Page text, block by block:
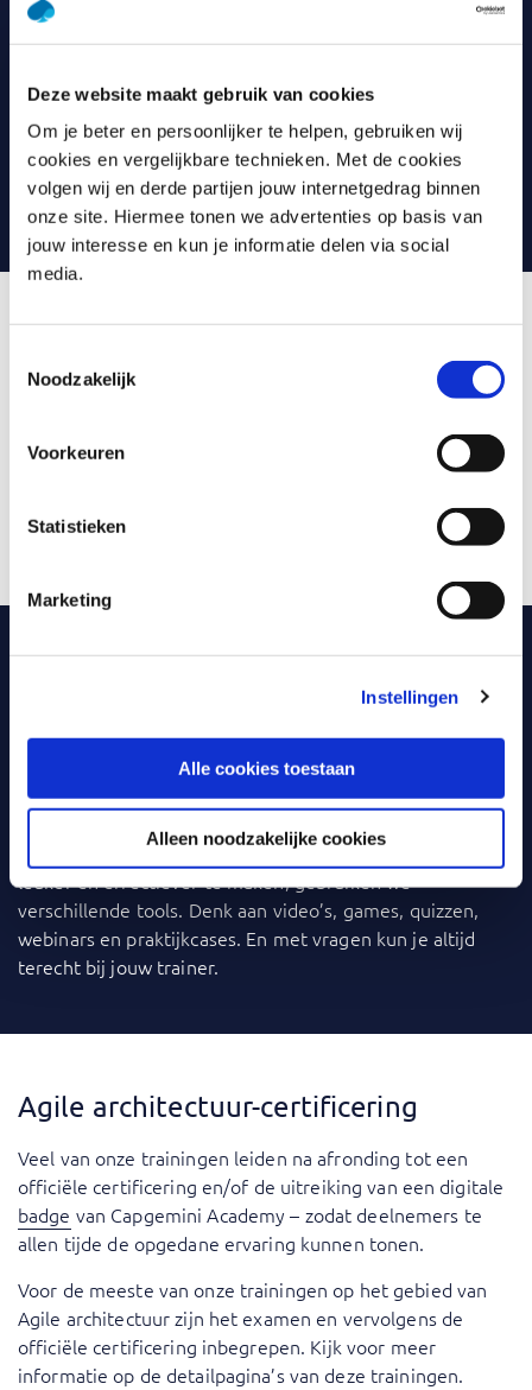
Deze website maakt gebruik van cookies
Om je beter en persoonlijker te helpen, gebruiken wij
cookies en vergelijkbare technieken. Met de cookies
volgen wij en derde partijen jouw internetgedrag binnen
onze site. Hiermee tonen we advertenties op basis van
jouw interesse en kun je informatie delen via social
media.
Noodzakelijk
Voorkeuren
Statistieken
Marketing
Instellingen
Alle cookies toestaan
Alleen noodzakelijke cookies
klassikaal beschikbaar.
flinke dosis praktijkervaring als IT-professional.
Onze cursisten beoordelen onze trainingen gemiddeld
met een 8,8.
Onze trainers zijn specialisten in hun vakgebied. Ze zijn
en hebben praktijkervaring. Ze doen niets liever dan hun
kennis, ervaring en enthousiasme met jou delen en
kunnen als geen ander de theorie koppelen aan de
praktijk. Even voorstellen:
Capgemini Academyleer je op een manier die bij jou
past. Klassikaal, online of liever een combinatie
(blended)? De meeste trainingen kun je ook
volgen: binnen je eigen organisatie. Om het leren nog
leuker en effectiever te maken, gebruiken we
verschillende tools. Denk aan video’s, games, quizzen,
webinars en praktijkcases. En met vragen kun je altijd
terecht bij jouw trainer.
Agile architectuur-certificering
Veel van onze trainingen leiden na afronding tot een
officiële certificering en/of de uitreiking van een digitale
badge van Capgemini Academy – zodat deelnemers te
allen tijde de opgedane ervaring kunnen tonen.
Voor de meeste van onze trainingen op het gebied van
Agile architectuur zijn het examen en vervolgens de
officiële certificering inbegrepen. Kijk voor meer
informatie op de detailpagina’s van deze trainingen.